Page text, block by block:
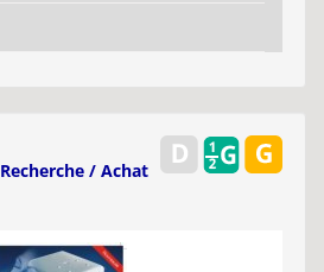
Recherche / Achat